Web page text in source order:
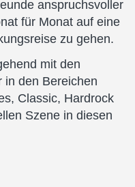
anspruchsvoller
für Monat auf eine
zu gehen.
mit den
in den Bereichen
Classic, Hardrock
Szene in diesen